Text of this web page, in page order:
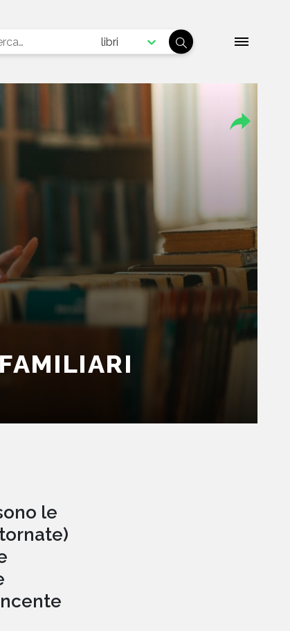
libri
le